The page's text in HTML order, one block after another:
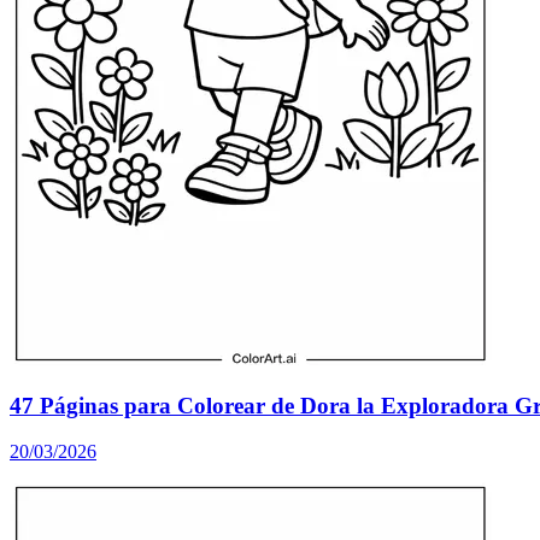
47 Páginas para Colorear de Dora la Exploradora
20/03/2026